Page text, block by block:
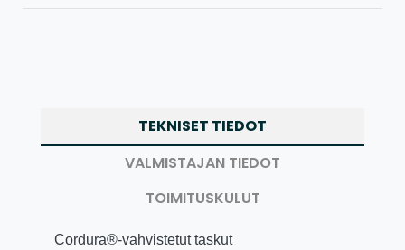
TEKNISET TIEDOT
VALMISTAJAN TIEDOT
TOIMITUSKULUT
Cordura®-vahvistetut taskut